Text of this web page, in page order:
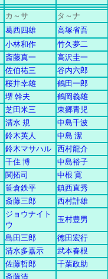
カ ～ サ
タ～ナ
葛西四雄
高塚省吾
小林和作
竹久夢二
斎藤真一
高沢圭一
佐伯祐三
谷内六郎
桜井幸雄
鶴田一郎
堺 幹夫
鶴岡義雄
芝田米三
東郷青児
清水 規
中島千波
鈴木英人
中島 潔
鈴木マサハル
西村龍介
千住 博
中島裕子
関拓司
中根 寛
笹倉鉄平
鎮西直秀
斎藤三郎 西村計雄
ジョウナイト
ウ
玉村豊男
島田三郎
徳田宏行
清水多嘉示
武本春根
佐藤哲郎
千葉政助
斎藤清